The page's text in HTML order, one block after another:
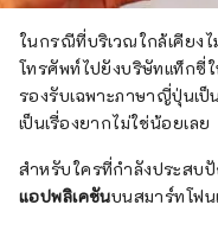
ในกรณีที่บริเวณใกล้เคียง
โทรศัพท์ไปยังบริษัทแท็กซี่
รองรับเฉพาะภาษาญี่ปุ่นเ
เป็นเรื่องยากไม่ใช่น้อยเลย
สำหรับใครที่กำลังประสบ
แอปพลิเคชันบนสมาร์ทโฟน